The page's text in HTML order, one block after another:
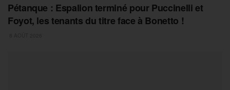
Pétanque : Espalion terminé pour Puccinelli et
Foyot, les tenants du titre face à Bonetto !